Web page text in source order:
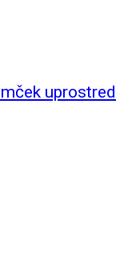
uprostred